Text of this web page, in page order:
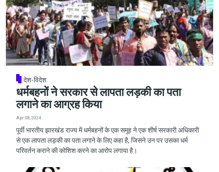
देश-विदेश
धर्मबहनों ने सरकार से लापता लड़की का पता
लगाने का आग्रह किया
Apr 08, 2024
पूर्वी भारतीय झारखंड राज्य में धर्मबहनों के एक समूह ने एक शीर्ष सरकारी अधिकारी
से एक लापता लड़की का पता लगाने के लिए कहा है, जिसने उन पर उसका धर्म
परिवर्तन कराने की कोशिश करने का आरोप लगाया है।